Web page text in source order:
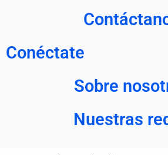
Conéctate
Sobre
Nuestras